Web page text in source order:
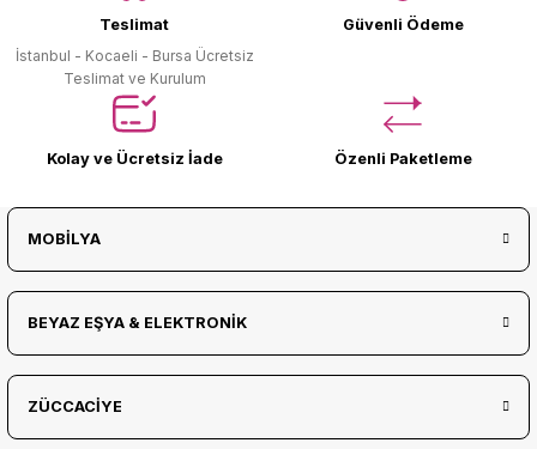
Teslimat
İstanbul - Kocaeli - Bursa Ücretsiz
Teslimat ve Kurulum
Güvenli Ödeme
Kolay ve Ücretsiz İade Özenli Paketleme
MOBİLYA
BEYAZ EŞYA & ELEKTRONİK
ZÜCCACİYE